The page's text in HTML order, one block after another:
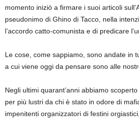
momento iniziò a firmare i suoi articoli
pseudonimo di Ghino di Tacco, nella
l’accordo catto-comunista e di predicare
Le cose, come sappiamo, sono andate in
a cui viene oggi da pensare sono alle
Negli ultimi quarant’anni abbiamo
per più lustri da chi è stato in odore di
impenitenti organizzatori di festini